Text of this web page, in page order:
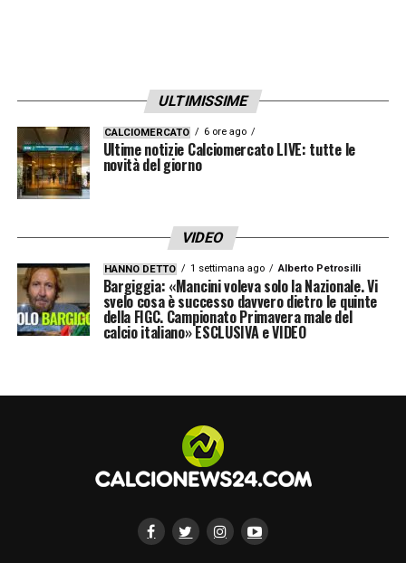
ULTIMISSIME
CALCIOMERCATO 6 ore ago
Ultime notizie Calciomercato LIVE: tutte le
novità del giorno
VIDEO
HANNO DETTO 1 settimana ago Alberto Petrosilli
Bargiggia: «Mancini voleva solo la Nazionale. Vi
svelo cosa è successo davvero dietro le quinte
della FIGC. Campionato Primavera male del
calcio italiano» ESCLUSIVA e VIDEO